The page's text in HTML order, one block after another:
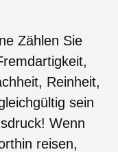
Zählen Sie
Reinheit,
sein
Wenn
reisen,